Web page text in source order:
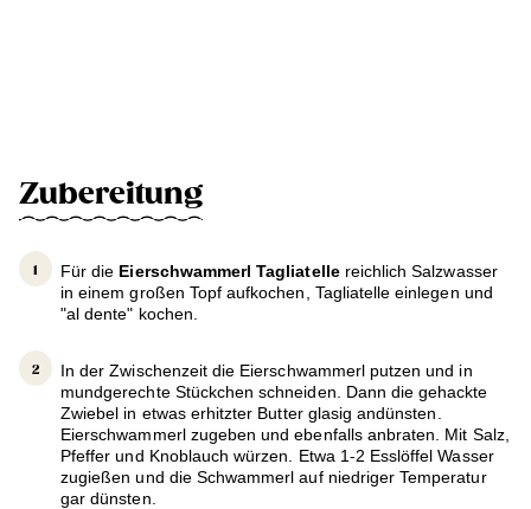
Zubereitung
Für die Eierschwammerl Tagliatellereichlich Salzwasser
in einem großen Topf aufkochen, Tagliatelle einlegen und
"al dente" kochen.
In der Zwischenzeit die Eierschwammerl putzen und in
mundgerechte Stückchen schneiden. Dann die gehackte
Zwiebel in etwas erhitzter Butter glasig andünsten.
Eierschwammerl zugeben und ebenfalls anbraten. Mit Salz,
Pfeffer und Knoblauch würzen. Etwa 1-2 Esslöffel Wasser
zugießen und die Schwammerl auf niedriger Temperatur
gar dünsten.